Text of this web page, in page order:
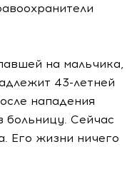
на мальчика,
43-летней
нападения
больницу. Сейчас
Его жизни ничего